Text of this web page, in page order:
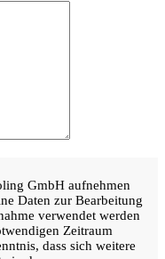
GmbH aufnehmen
Daten zur Bearbeitung
verwendet werden
Zeitraum
dass sich weitere